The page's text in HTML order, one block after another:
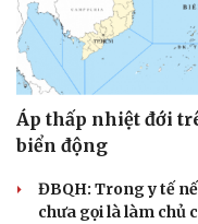
Áp thấp nhiệt đới
biển động
ĐBQH: Trong y tế
chưa gọi là làm chủ